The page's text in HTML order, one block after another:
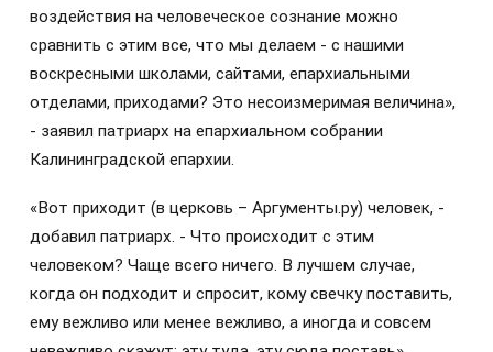
воздействия на человеческое сознание можно
сравнить с этим все, что мы делаем - с нашими
воскресными школами, сайтами, епархиальными
отделами, приходами? Это несоизмеримая величина»,
- заявил патриарх на епархиальном собрании
Калининградской епархии.
«Вот приходит (в церковь – Аргументы.ру) человек, -
добавил патриарх. - Что происходит с этим
человеком? Чаще всего ничего. В лучшем случае,
когда он подходит и спросит, кому свечку поставить,
ему вежливо или менее вежливо, а иногда и совсем